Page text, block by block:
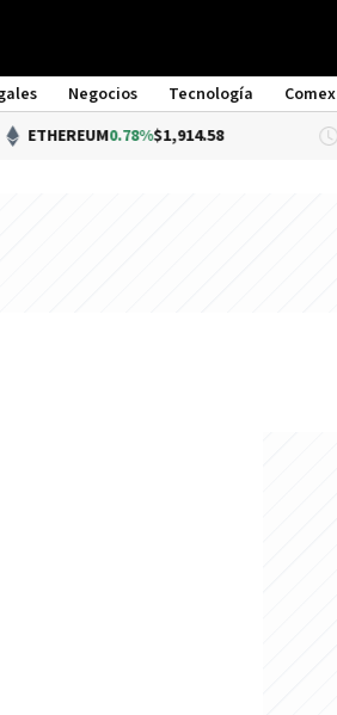
Negocios Tecnología
Comex
ETHEREUM0.78%$1,914.58